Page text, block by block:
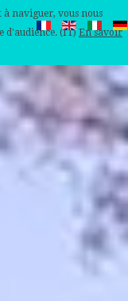
à naviguer, vous nous
d'audience. (IT) En savoir